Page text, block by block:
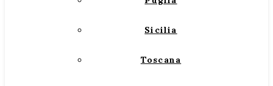
Sicilia
Toscana